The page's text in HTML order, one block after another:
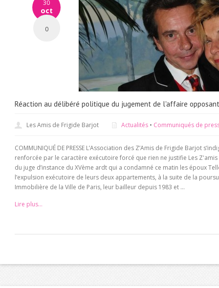
30
oct
0
Réaction au délibéré politique du jugement de l'affaire
Les Amis de Frigide Barjot Actualités • Communiqués de
COMMUNIQUÉ DE PRESSE L’Association des Z’Amis de Frigide Barjot
renforcée par le caractère exécutoire forcé que rien ne justifie Les
du juge d’instance du XVème ardt qui a condamné ce matin les époux
l’expulsion exécutoire de leurs deux appartements, à la suite de la
Immobilière de la Ville de Paris, leur bailleur depuis 1983 et ...
Lire plus...